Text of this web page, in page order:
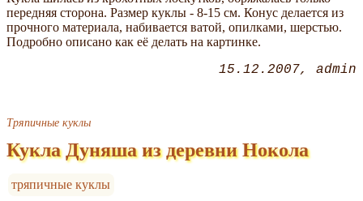
передняя сторона. Размер куклы - 8-15 см. Конус делается из
прочного материала, набивается ватой, опилками, шерстью.
Подробно описано как её делать на картинке.
15.12.2007 admin
Тряпичные куклы
Кукла Дуняша из деревни Нокола
тряпичные куклы